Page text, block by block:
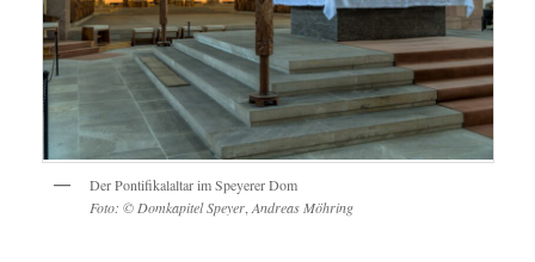
Der Pontifikalaltar im Speyerer Dom
Foto: © Domkapitel Speyer, Andreas Möhring